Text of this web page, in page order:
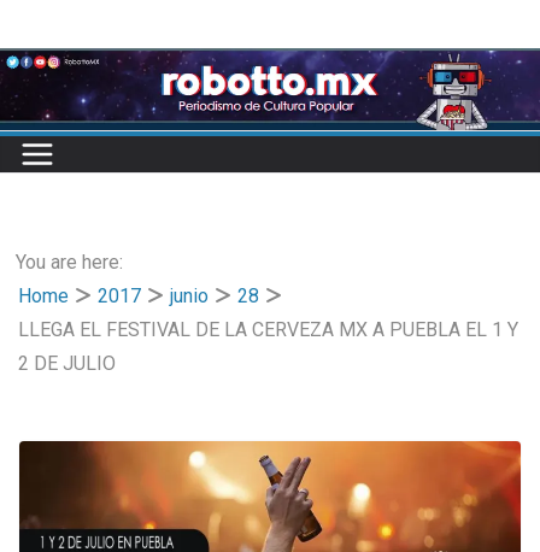
to
content
You are here:
Home
2017 junio
28
LLEGA EL FESTIVAL DE LA CERVEZA MX A PUEBLA EL 1 Y
2 DE JULIO